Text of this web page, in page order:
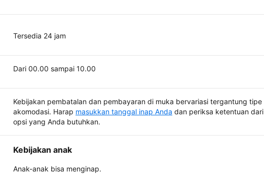
Tersedia 24 jam
Dari 00.00 sampai 10.00
Kebijakan pembatalan dan pembayaran di muka bervariasi tergantung tipe
akomodasi. Harap masukkan tanggal inap Anda dan periksa ketentuan dari
opsi yang Anda butuhkan.
Kebijakan anak
Anak-anak bisa menginap.